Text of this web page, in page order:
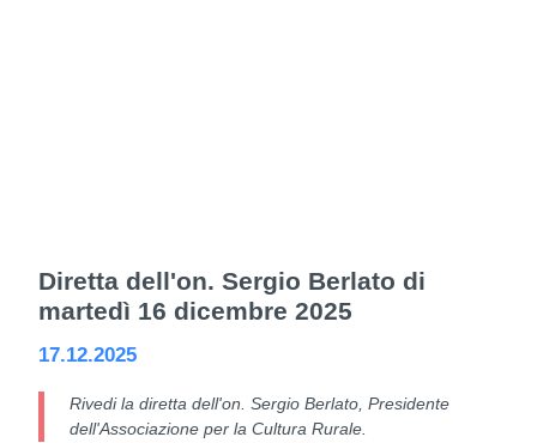
Diretta dell'on. Sergio Berlato di
martedì 16 dicembre 2025
17.12.2025
Rivedi la diretta dell'on. Sergio Berlato, Presidente
dell'Associazione per la Cultura Rurale.